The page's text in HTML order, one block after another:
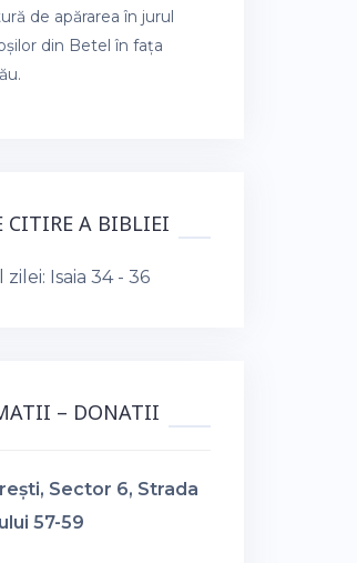
de apărarea în jurul
din Betel în fața
CITIRE A BIBLIEI
zilei: Isaia 34 - 36
– DONATII
Sector 6, Strada
57-59